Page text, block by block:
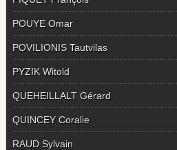
POUYE Omar
POVILIONIS Tautvilas
PYZIK Witold
QUEHEILLALT Gérard
QUINCEY Coralie
RAUD Sylvain